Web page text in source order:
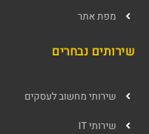
מפת אתר
שירותים נבחרים
שירותי מחשוב לעסקים
שירותי IT